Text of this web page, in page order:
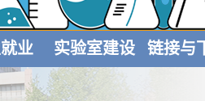
业 实验室建设 链接与